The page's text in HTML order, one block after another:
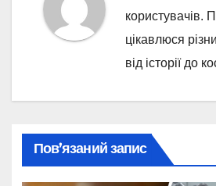
користувачів.
цікавлюся
від історії до
Пов’язаний запис